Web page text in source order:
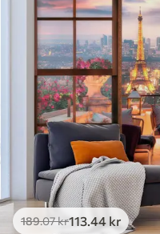
189.07kr113.44 kr